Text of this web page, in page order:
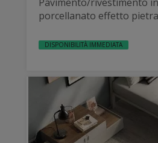
porcellanato effetto
DISPONIBILITÀ IMMEDIATA